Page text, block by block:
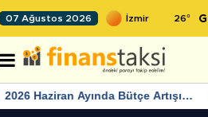
07 Ağustos 2026 26°
2026 Haziran Ayında Bütçe Artışı
Yaşandı